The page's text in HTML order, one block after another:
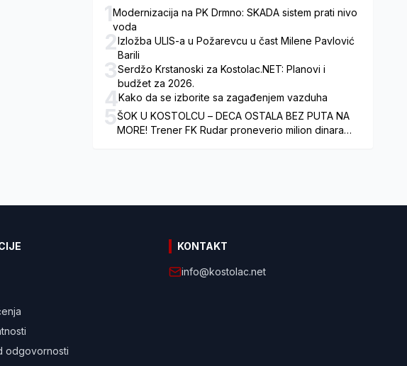
1Modernizacija na PK Drmno: SKADA sistem prati nivo
voda
2Izložba ULIS-a u Požarevcu u čast Milene Pavlović
Barili
3Serdžo Krstanoski za Kostolac.NET: Planovi i
budžet za 2026.
4Kako da se izborite sa zagađenjem vazduha
5ŠOK U KOSTOLCU – DECA OSTALA BEZ PUTA NA
MORE! Trener FK Rudar proneverio milion dinara
odgovornosti
KONTAKT
info@kostolac.net